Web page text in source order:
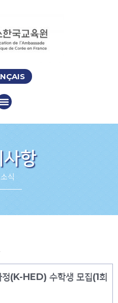
항
식
(K-HED) 수학생 모집(1회